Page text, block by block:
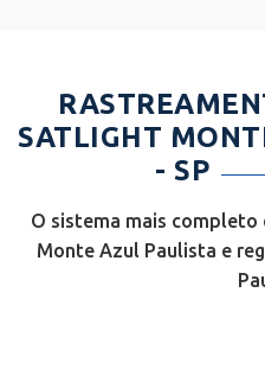
SATLIGHT
- SP
O sistema mais
Monte Azul Paulista e